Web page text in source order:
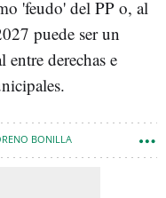
'feudo' del PP o, al
puede ser un
entre derechas e
BONILLA